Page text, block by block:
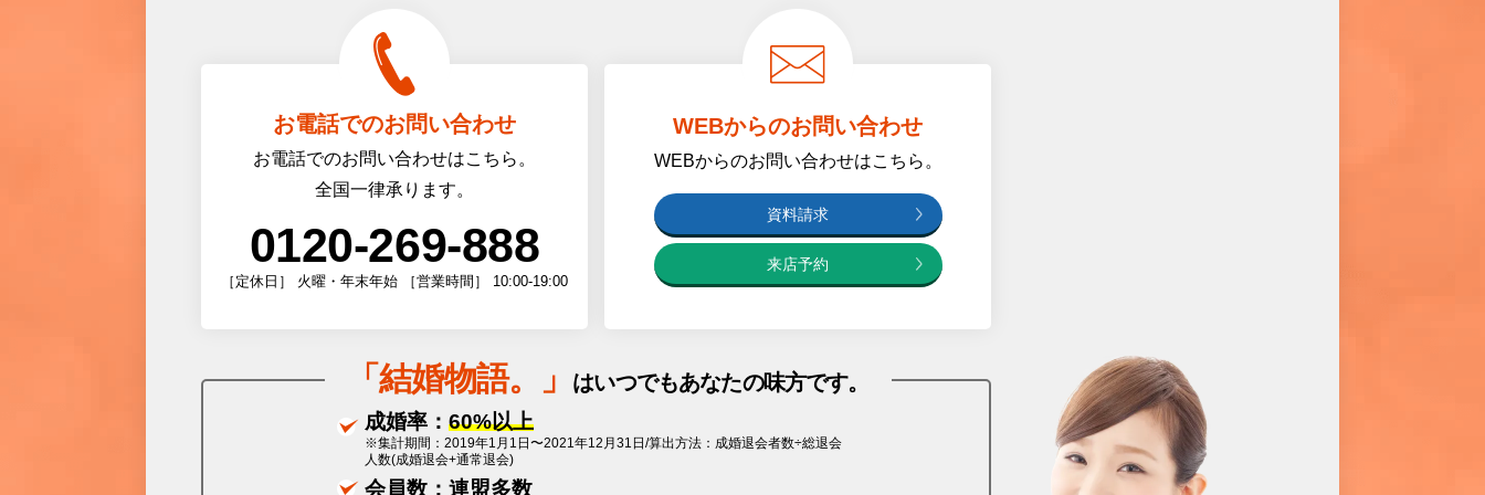
お電話でのお問い合わせ
お電話でのお問い合わせはこちら。
全国一律承ります。
0120-269-888
［定休日］ 火曜・年末年始 ［営業時間］ 10:00-19:00
WEBからのお問い合わせ
WEBからのお問い合わせはこちら。
資料請求
来店予約
「結婚物語。」 はいつでもあなたの味方です。
成婚率： 60%以上
※集計期間：2019年1月1日〜2021年12月31日/算出方法：成婚退会者数÷総退会
人数(成婚退会+通常退会)
会員数： 連盟多数